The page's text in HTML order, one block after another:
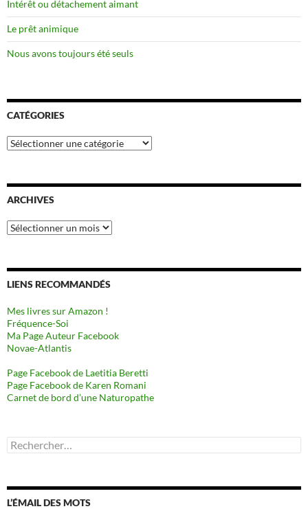
Intérêt ou détachement aimant
Le prêt animique
Nous avons toujours été seuls
CATÉGORIES
Catégories
ARCHIVES
Archives
LIENS RECOMMANDÉS
Mes livres sur Amazon !
Fréquence-Soi
Ma Page Auteur Facebook
Novae-Atlantis
Page Facebook de Laetitia Beretti
Page Facebook de Karen Romani
Carnet de bord d’une Naturopathe
Rechercher :
L’ÉMAIL DES MOTS